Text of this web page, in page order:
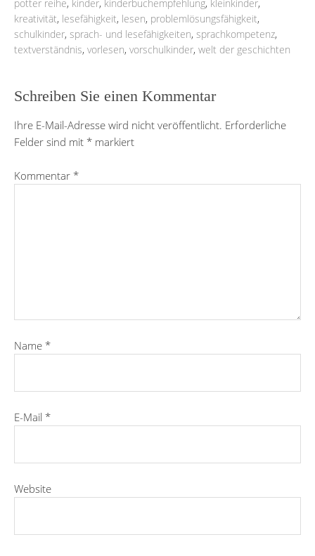
potter reihe, kinder, kinderbuchempfehlung, kleinkinder,
kreativität, lesefähigkeit, lesen, problemlösungsfähigkeit,
schulkinder, sprach- und lesefähigkeiten, sprachkompetenz,
textverständnis, vorlesen, vorschulkinder, welt der geschichten
Schreiben Sie einen Kommentar
Ihre E-Mail-Adresse wird nicht veröffentlicht. Erforderliche
Felder sind mit * markiert
Kommentar *
Name *
E-Mail *
Website